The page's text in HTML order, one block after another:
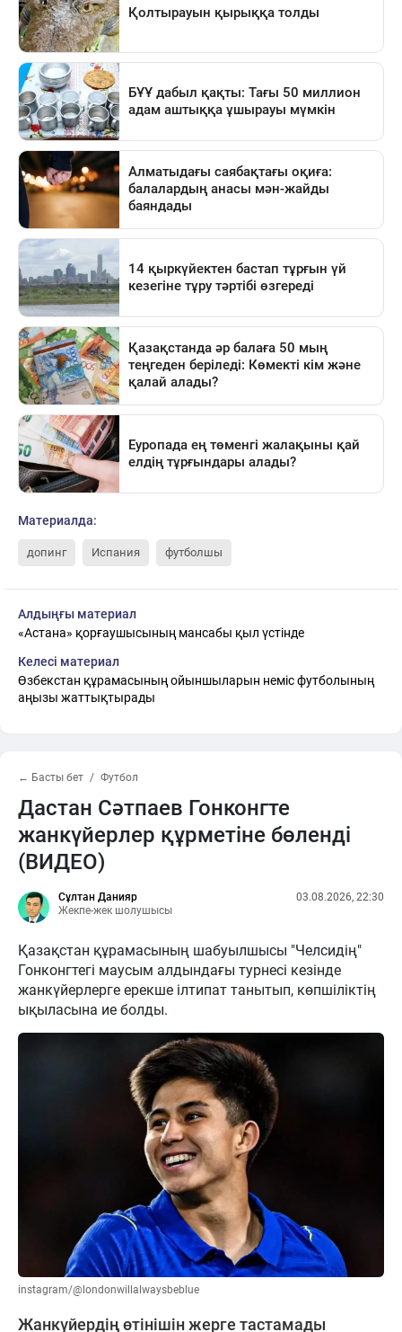
Материалда:
допинг Испания футболшы
Алдыңғы материал
«Астана» қорғаушысының мансабы қыл үстінде
Келесі материал
Өзбекстан құрамасының ойыншыларын неміс футболының
аңызы жаттықтырады
← Басты бет Футбол
Дастан Сәтпаев Гонконгте
жанкүйерлер құрметіне бөленді
(ВИДЕО)
Сұлтан Данияр
Жекпе-жек шолушысы
03.08.2026, 22:30
Қазақстан құрамасының шабуылшысы "Челсидің"
Гонконгтегі маусым алдындағы турнесі кезінде
жанкүйерлерге ерекше ілтипат танытып, көпшіліктің
ықыласына ие болды.
instagram/@londonwillalwaysbeblue
Жанкүйердің өтінішін жерге тастамады